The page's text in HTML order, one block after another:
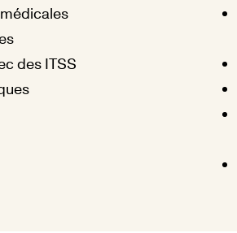
des ITSS